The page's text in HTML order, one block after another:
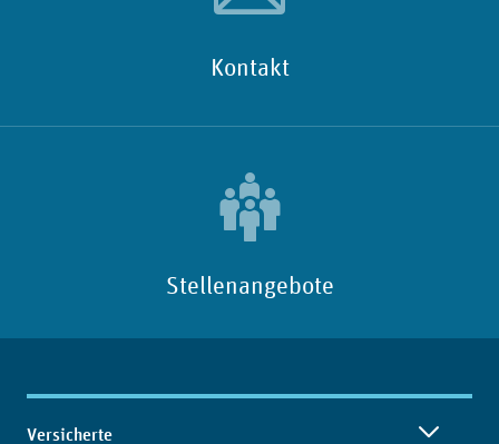
Kontakt
Stellenangebote
Inhaltsübersicht
Versicherte